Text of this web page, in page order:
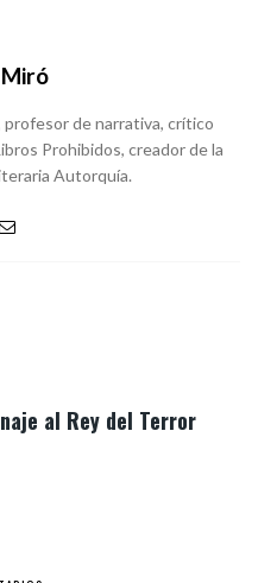
de narrativa, crítico
Prohibidos, creador de la
Autorquía.
al Rey del Terror